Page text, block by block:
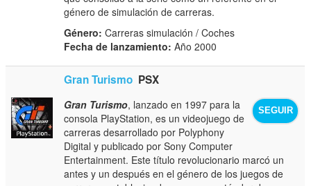
género de simulación de carreras.
Género: Carreras simulación / Coches
Fecha de lanzamiento: Año 2000
Gran Turismo PSX
SEGUIR
Gran Turismo, lanzado en 1997 para la
consola PlayStation, es un videojuego de
carreras desarrollado por Polyphony
Digital y publicado por Sony Computer
Entertainment. Este título revolucionario marcó un
antes y un después en el género de los juegos de